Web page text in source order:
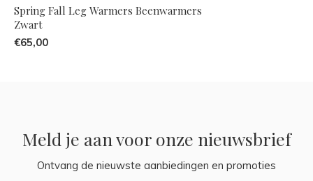
Spring Fall Leg Warmers Beenwarmers
Zwart
€65,00
Meld je aan voor onze nieuwsbrief
Ontvang de nieuwste aanbiedingen en promoties